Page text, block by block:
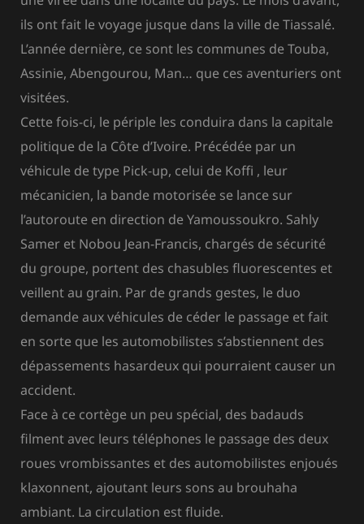
ils ont fait le voyage jusque dans la ville de Tiassalé.
L’année dernière, ce sont les communes de Touba,
Assinie, Abengourou, Man… que ces aventuriers ont
visitées.
Cette fois-ci, le périple les conduira dans la capitale
politique de la Côte d’Ivoire. Précédée par un
véhicule de type Pick-up, celui de Koffi , leur
mécanicien, la bande motorisée se lance sur
l’autoroute en direction de Yamoussoukro. Sahly
Samer et Nobou Jean-Francis, chargés de sécurité
du groupe, portent des chasubles fluorescentes et
veillent au grain. Par de grands gestes, le duo
demande aux véhicules de céder le passage et fait
en sorte que les automobilistes s’abstiennent des
dépassements hasardeux qui pourraient causer un
accident.
Face à ce cortège un peu spécial, des badauds
filment avec leurs téléphones le passage des deux
roues vrombissantes et des automobilistes enjoués
klaxonnent, ajoutant leurs sons au brouhaha
ambiant. La circulation est fluide.